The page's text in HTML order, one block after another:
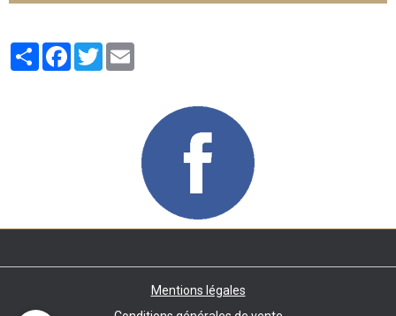
PartagerFacebook
Twitter
Mentions légales